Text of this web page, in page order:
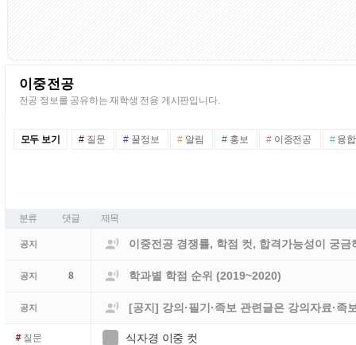
이중전공
전공 정보를 공유하는 재학생 전용 게시판입니다.
모두 보기 # 질문 # 꿀정보 #알림 # 홍보 # 이중전공 #융
분류 댓글 제목
공지  이중전공 경쟁률, 학점 컷, 합격가능성이 궁
공지 8  학과별 학점 순위 (2019~2020)
공지  [공지] 강의·필기·족보 관련글은 강의자료·족
#질문 식자경 이중 컷